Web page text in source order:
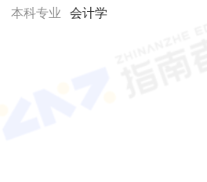
本科专业 会计学